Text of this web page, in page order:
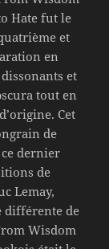
Hate fut le
et
en
et
tout en
Cet
de
dernier
de
Lemay,
différente de
Wisdom